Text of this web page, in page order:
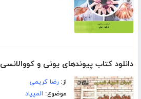
دانلود کتاب پیوندهای یونی و کووالانسی
از:رضا کریمی
موضوع: المپیاد